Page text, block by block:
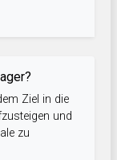
Ziel in die
und
zu